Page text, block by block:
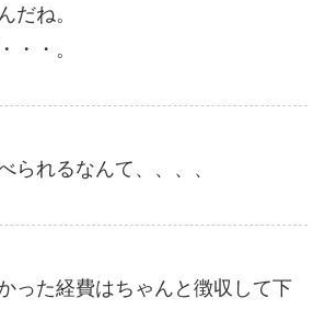
だね。
・・。
られるなんて、、、、
った経費はちゃんと徴収して下